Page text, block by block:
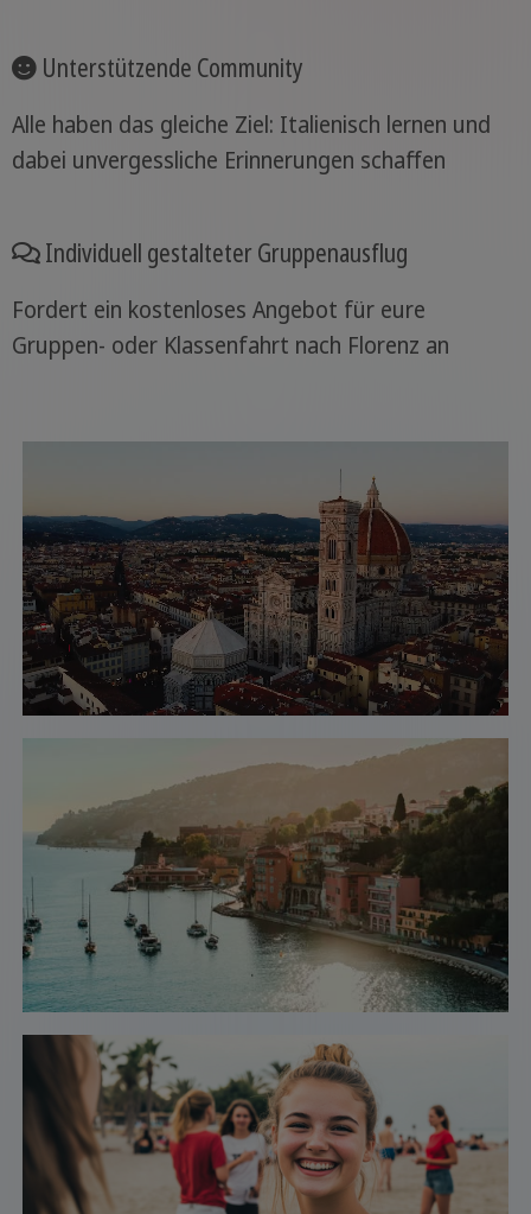
Unterstützende Community
Alle haben das gleiche Ziel: Italienisch lernen und
dabei unvergessliche Erinnerungen schaffen
Individuell gestalteter Gruppenausflug
Fordert ein kostenloses Angebot für eure
Gruppen- oder Klassenfahrt nach Florenz an